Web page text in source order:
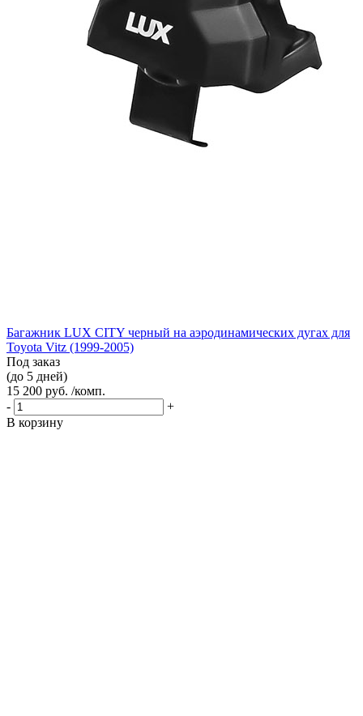
Багажник LUX CITY черный на аэродинамических дугах для
Toyota Vitz (1999-2005)
Под заказ
(до 5 дней)
15 200 руб. /комп.
-
+
В корзину